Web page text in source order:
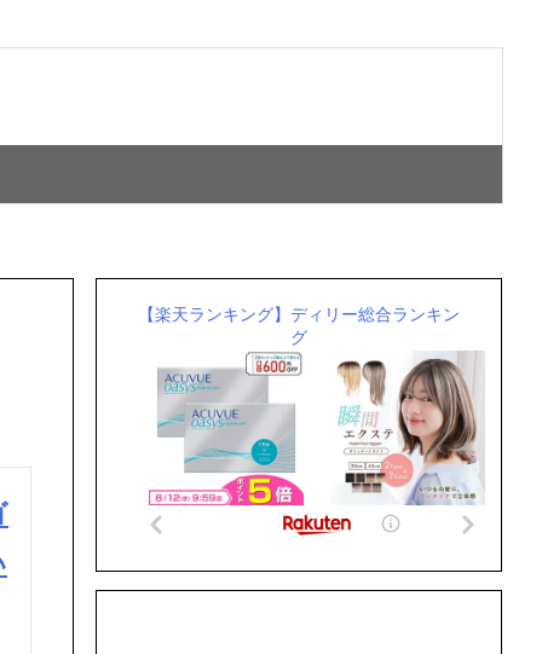
【楽天ランキング】ディリー総合ランキン
グ